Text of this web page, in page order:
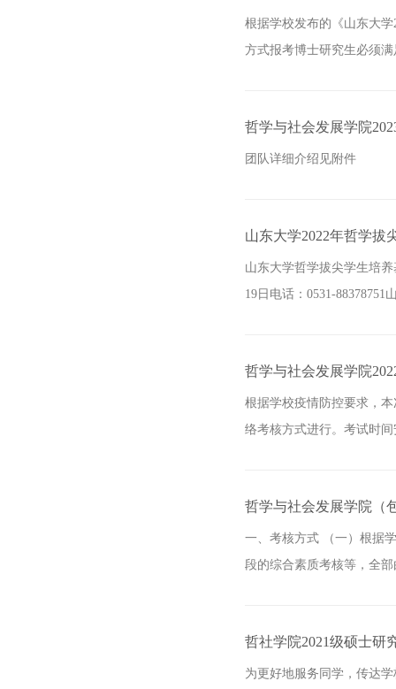
根据学校发布的《山东大
方式报考博士研究生必须
哲学与社会发展学院
团队详细介绍见附件
山东大学2022年哲学拔
山东大学哲学拔尖学生培
19日电话：0531-88378751
哲学与社会发展学院
根据学校疫情防控要求，
络考核方式进行。考试时
哲学与社会发展学院（
一、考核方式 （一）根据
段的综合素质考核等，全
哲社学院2021级硕士研
为更好地服务同学，传达